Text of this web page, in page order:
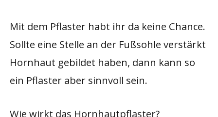
Mit dem Pflaster habt ihr da keine Chance.
Sollte eine Stelle an der Fußsohle verstärkt
Hornhaut gebildet haben, dann kann so
ein Pflaster aber sinnvoll sein.
Wie wirkt das Hornhautpflaster?